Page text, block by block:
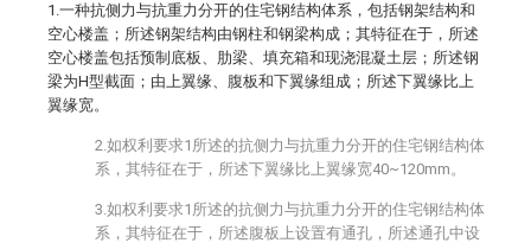
1.一种抗侧力与抗重力分开的住宅钢结构体系，包括钢架结构和
空心楼盖；所述钢架结构由钢柱和钢梁构成；其特征在于，所述
空心楼盖包括预制底板、肋梁、填充箱和现浇混凝土层；所述钢
梁为H型截面；由上翼缘、腹板和下翼缘组成；所述下翼缘比上
翼缘宽。
2.如权利要求1所述的抗侧力与抗重力分开的住宅钢结构体
系，其特征在于，所述下翼缘比上翼缘宽40~120mm。
3.如权利要求1所述的抗侧力与抗重力分开的住宅钢结构体
系，其特征在于，所述腹板上设置有通孔，所述通孔中设